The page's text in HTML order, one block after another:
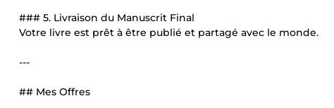
### 5. Livraison du Manuscrit Final
Votre livre est prêt à être publié et partagé avec le monde.
---
## Mes Offres